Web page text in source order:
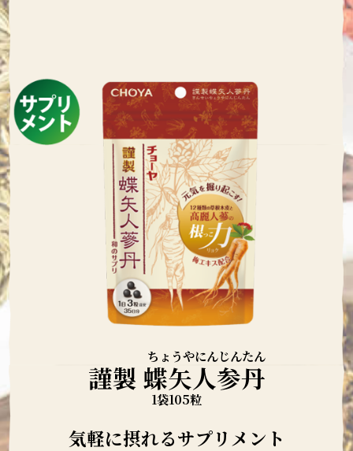
謹製 蝶矢人参丹
1袋105粒
気軽に摂れるサプリメント